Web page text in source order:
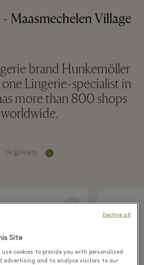
Maasmechelen Village
brand Hunkemöller
Lingerie-specialist in
more than 800 shops
worldwide.
더 알아보기
Site
cookies to provide you with personalised
advertising and to analyse visitors to our
Decline all